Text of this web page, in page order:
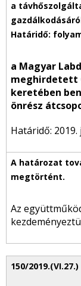
a Magyar
meghirdetett
keretében
önrész
Határidő: 2019.
Az